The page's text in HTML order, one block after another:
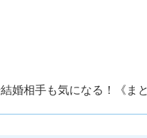
婚相手も気になる！《まと